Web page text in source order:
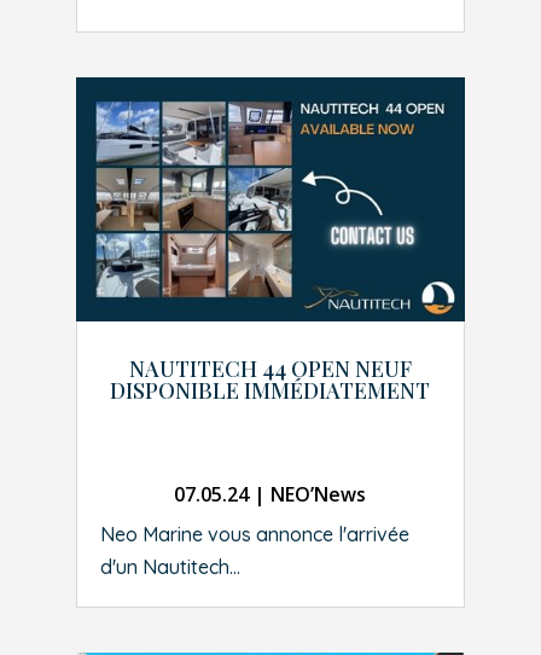
NAUTITECH 44 OPEN NEUF
DISPONIBLE IMMÉDIATEMENT
07.05.24| NEO’News
Neo Marine vous annonce l'arrivée
d'un Nautitech...